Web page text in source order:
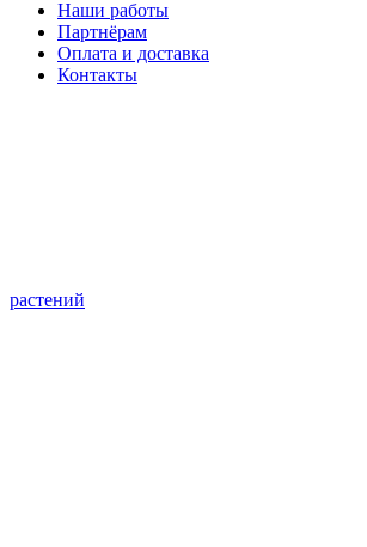
Наши работы
Партнёрам
Оплата и доставка
Контакты
растений